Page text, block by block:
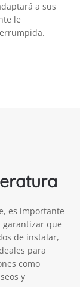
a sus
le
es importante
que
de instalar,
para
como
y